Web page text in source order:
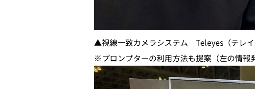
▲視線一致カメラシステム Teleyes（テレイ
※プロンプターの利用方法も提案（左の情報